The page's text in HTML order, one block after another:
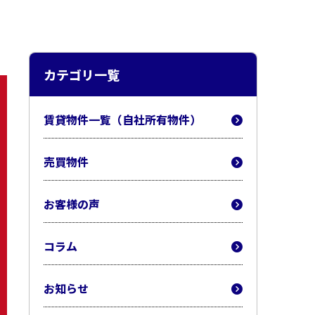
カテゴリ一覧
賃貸物件一覧（自社所有物件）
売買物件
お客様の声
コラム
お知らせ